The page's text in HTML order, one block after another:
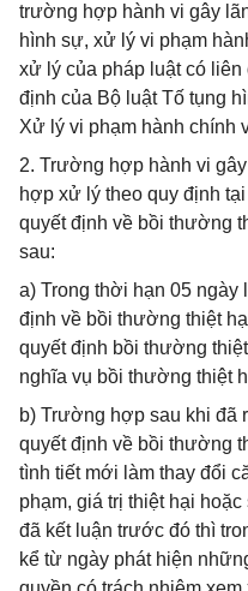
trường hợp hành vi gây
hình sự, xử lý vi phạm
xử lý của pháp luật có
định của Bộ luật Tố tụng
Xử lý vi phạm hành chính
2. Trường hợp hành vi
hợp xử lý theo quy định
quyết định về bồi thường
sau:
a) Trong thời hạn 05 ngày
định về bồi thường thiệt
quyết định bồi thường
nghĩa vụ bồi thường thiệt
b) Trường hợp sau khi đã
quyết định về bồi thường
tình tiết mới làm thay đổi
phạm, giá trị thiệt hại
đã kết luận trước đó thì
kể từ ngày phát hiện